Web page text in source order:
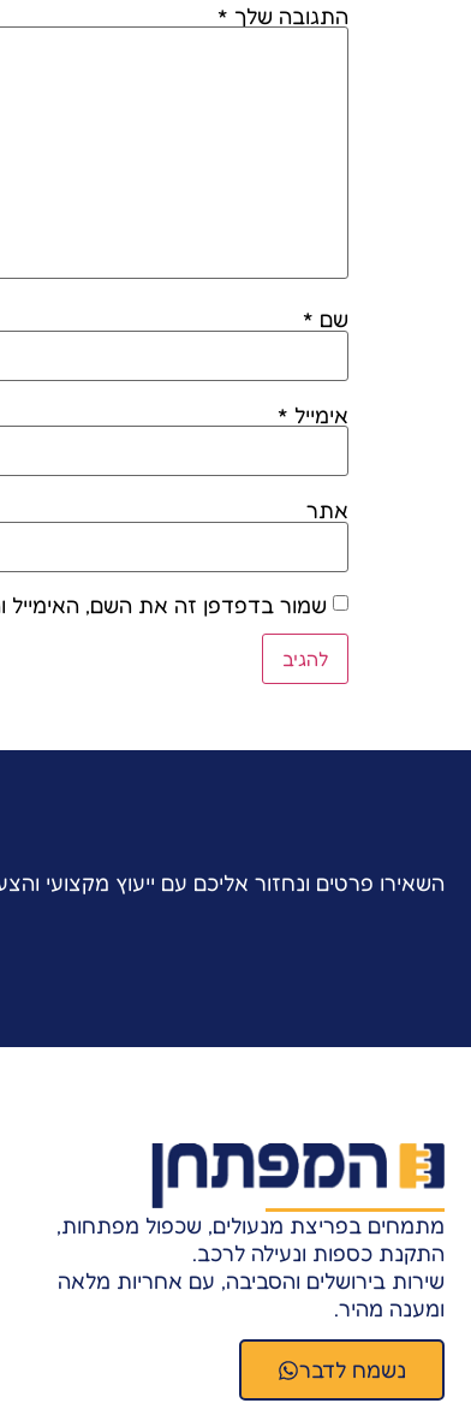
התגובה שלך *
שם *
אימייל *
אתר
שמור בדפדפן זה את השם,
השאירו פרטים ונחזור אליכם עם ייעוץ מקצועי
מתמחים בפריצת מנעולים, שכפול מפתחות,
התקנת כספות ונעילה לרכב.
שירות בירושלים והסביבה, עם אחריות מלאה
ומענה מהיר.
נשמח לדבר